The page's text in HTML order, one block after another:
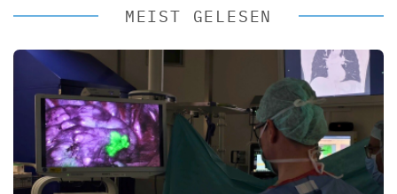
MEIST GELESEN